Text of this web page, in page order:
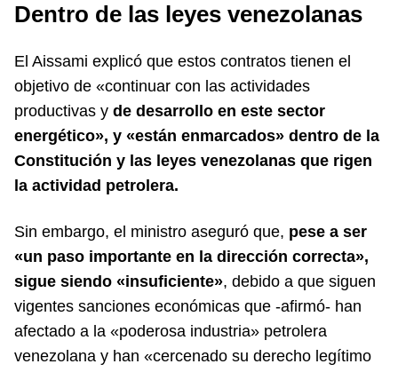
Dentro de las leyes venezolanas
El Aissami explicó que estos contratos tienen el
objetivo de «continuar con las actividades
productivas y de desarrollo en este sector
energético», y «están enmarcados» dentro de la
Constitución y las leyes venezolanas que rigen
la actividad petrolera.
Sin embargo, el ministro aseguró que, pese a ser
«un paso importante en la dirección correcta»,
sigue siendo «insuficiente», debido a que siguen
vigentes sanciones económicas que -afirmó- han
afectado a la «poderosa industria» petrolera
venezolana y han «cercenado su derecho legítimo